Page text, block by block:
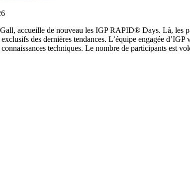
accueille de nouveau les IGP RAPID® Days. Là, les
des dernières tendances. L’équipe engagée
techniques. Le nombre de participants est